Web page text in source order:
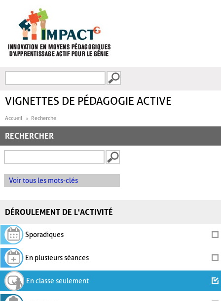
FORMULAIRE DE
VIGNETTES DE PÉDAGOGIE ACTIVE
Accueil Recherche
RECHERCHER
Voir tous les mots-clés
DÉROULEMENT DE L'ACTIVITÉ
Sporadiques
En plusieurs séances
En classe seulement